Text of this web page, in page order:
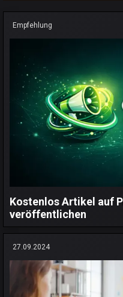
Empfehlung
Kostenlos Artikel auf
veröffentlichen
27.09.2024